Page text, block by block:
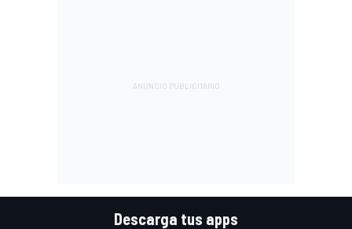
Descarga tus apps